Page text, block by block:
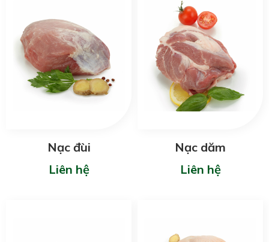
Nạc đùi
Liên hệ
Nạc dăm
Liên hệ